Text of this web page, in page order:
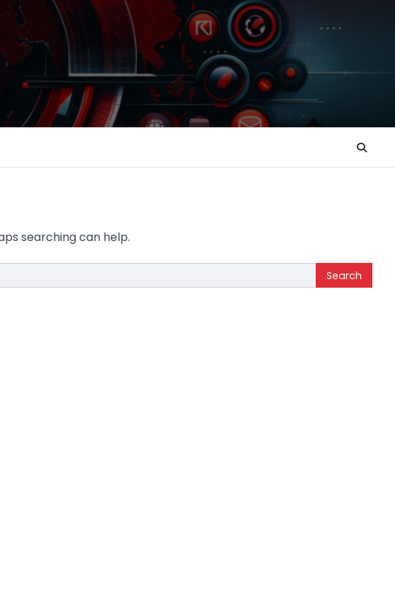
searching can help.